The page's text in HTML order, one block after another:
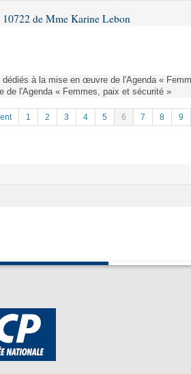
10722 de Mme Karine Lebon
à la mise en œuvre de l'Agenda «
de l'Agenda « Femmes, paix et sécurité »
1 2 3 4 5 6 7 8 9